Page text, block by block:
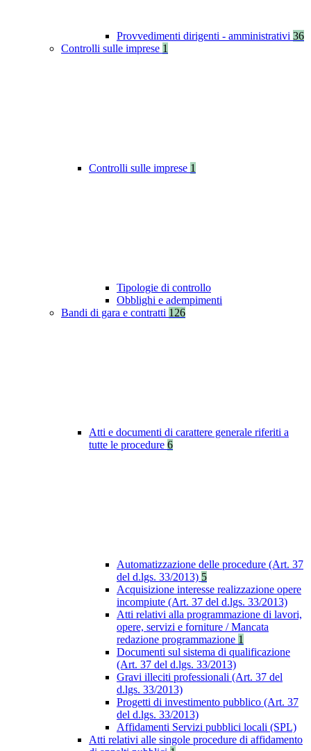
Provvedimenti dirigenti - amministrativi 36
Controlli sulle imprese 1
Controlli sulle imprese 1
Tipologie di controllo
Obblighi e adempimenti
Bandi di gara e contratti 126
Atti e documenti di carattere generale riferiti a
tutte le procedure 6
Automatizzazione delle procedure (Art. 37
del d.lgs. 33/2013) 5
Acquisizione interesse realizzazione opere
incompiute (Art. 37 del d.lgs. 33/2013)
Atti relativi alla programmazione di lavori,
opere, servizi e forniture / Mancata
redazione programmazione 1
Documenti sul sistema di qualificazione
(Art. 37 del d.lgs. 33/2013)
Gravi illeciti professionali (Art. 37 del
d.lgs. 33/2013)
Progetti di investimento pubblico (Art. 37
del d.lgs. 33/2013)
Affidamenti Servizi pubblici locali (SPL)
Atti relativi alle singole procedure di affidamento